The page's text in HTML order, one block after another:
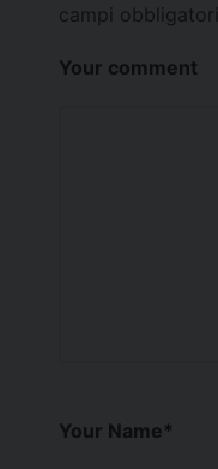
campi
Your comment
Your Name*